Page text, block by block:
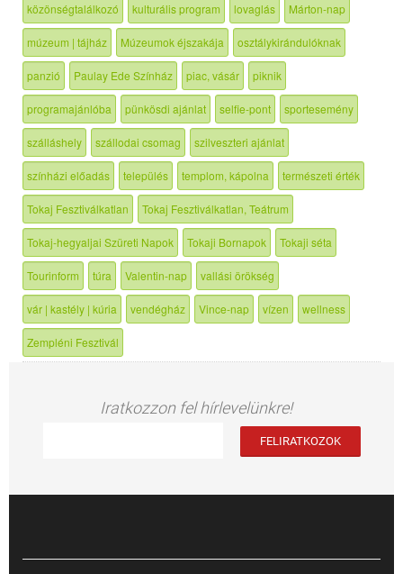
közönségtalálkozó kulturális program lovaglás Márton-nap
múzeum | tájház Múzeumok éjszakája osztálykirándulóknak
panzió Paulay Ede Színház piac, vásár piknik
programajánlóba pünkösdi ajánlat selfie-pont sportesemény
szálláshely szállodai csomag szilveszteri ajánlat
színházi előadás település templom, kápolna természeti érték
Tokaj Fesztiválkatlan Tokaj Fesztiválkatlan, Teátrum
Tokaj-hegyaljai Szüreti Napok Tokaji Bornapok Tokaji séta
Tourinform túra Valentin-nap vallási örökség
vár | kastély | kúria vendégház Vince-nap vízen wellness
Zempléni Fesztivál
Iratkozzon fel hírlevelünkre!